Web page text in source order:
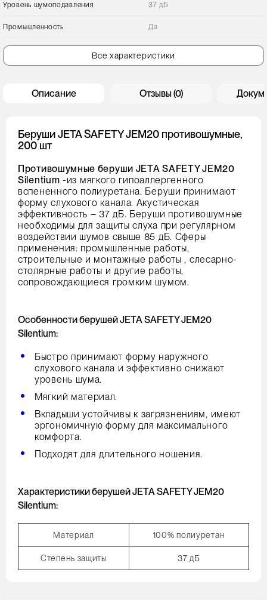
Уровень шумоподавления 37 дБ
Промышленность Да
Все характеристики
Описание Отзывы (0)
Беруши JETA SAFETY JEM20 противошумные,
200 шт
Противошумные беруши JETA SAFETY JEM20
Silentium -из мягкого гипоаллергенного
вспененного полиуретана. Беруши принимают
форму слухового канала. Акустическая
эффективность – 37 дБ. Беруши противошумные
необходимы для защиты слуха при регулярном
воздействии шумов свыше 85 дБ. Сферы
применения: промышленные работы,
строительные и монтажные работы , слесарно-
столярные работы и другие работы,
сопровождающиеся громким шумом.
Особенности берушей JETA SAFETY JEM20
Silentium:
Быстро принимают форму наружного
слухового канала и эффективно снижают
уровень шума.
Мягкий материал.
Вкладыши устойчивы к загрязнениям, имеют
эргономичную форму для максимального
комфорта.
Подходят для длительного ношения.
Характеристики берушей JETA SAFETY JEM20
Silentium:
Материал 100% полиуретан
Степень защиты 37 дБ